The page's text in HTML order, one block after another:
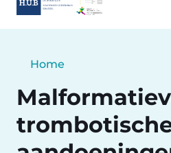
content
Breadcrumb
Home